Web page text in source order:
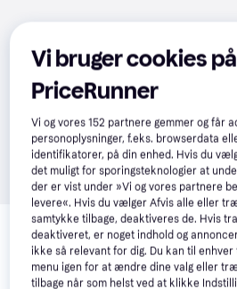
Relaterede produkter
Se vores forslag til andre produkter,
interesser. Vis alle
Vi bruger cookies på
PriceRunner
Vi og vores152 partnere gemmer og får
personoplysninger, f.eks. browserdata
identifikatorer, på din enhed. Hvis du
det muligt for sporingsteknologier at
der er vist under »Vi og vores partnere
levere«. Hvis du vælger Afvis alle eller
samtykke tilbage, deaktiveres de. Hvis
deaktiveret, er noget indhold og
ikke så relevant for dig. Du kan til enhver
menu igen for at ændre dine valg eller
tilbage når som helst ved at klikke